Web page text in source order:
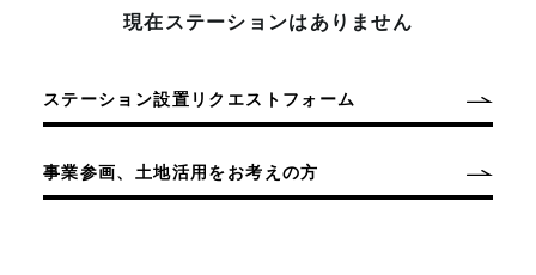
現在ステーションはありません
ステーション設置リクエストフォーム
事業参画、土地活用をお考えの方